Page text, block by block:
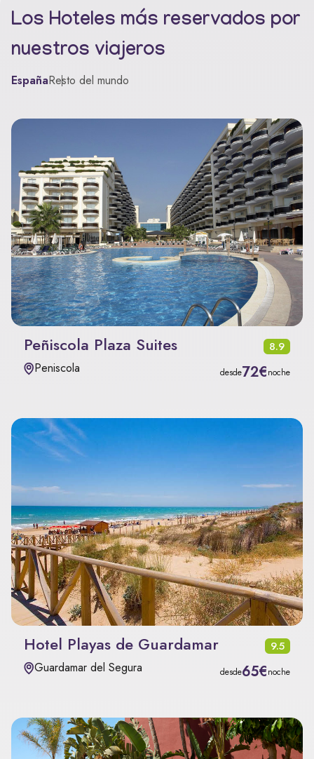
Los Hoteles más reservados por
nuestros viajeros
EspañaResto del mundo
Peñiscola Plaza Suites 8.9
Peniscola desde72€noche
Hotel Playas de Guardamar 9.5
Guardamar del Segura desde65€noche